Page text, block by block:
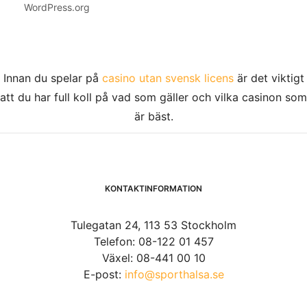
WordPress.org
Innan du spelar på casino utan svensk licensär det viktigt
att du har full koll på vad som gäller och vilka casinon som
är bäst.
KONTAKTINFORMATION
Tulegatan 24, 113 53 Stockholm
Telefon: 08-122 01 457
Växel: 08-441 00 10
E-post: info@sporthalsa.se